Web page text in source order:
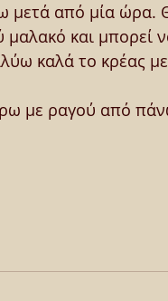
μετά από μία ώρα.
και μπορεί
καλά το κρέας
με ραγού από